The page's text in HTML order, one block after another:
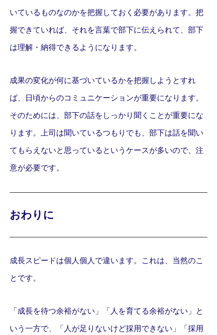
いているものなのかを把握しておく必要があります。把
握できていれば、それを言葉で部下に伝えられて、部下
は理解・納得できるようになります。
成果の変化が何に基づいているかを把握しようとすれ
ば、日頃からのコミュニケーションが重要になります。
そのためには、部下の話をしっかり聞くことが重要にな
ります。上司は聞いているつもりでも、部下は話を聞い
てもらえないと思っているというケースが多いので、注
意が必要です。
おわりに
成長スピードは個人個人で違います。これは、当然のこ
とです。
「成長を待つ余裕がない」「人を育てる余裕がない」と
いう一方で、「人が足りないけど採用できない」「採用